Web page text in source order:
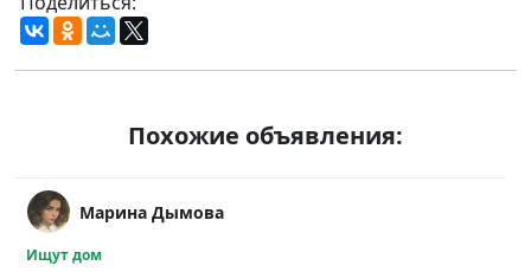
Похожие объявления:
Марина Дымова
Ищут дом